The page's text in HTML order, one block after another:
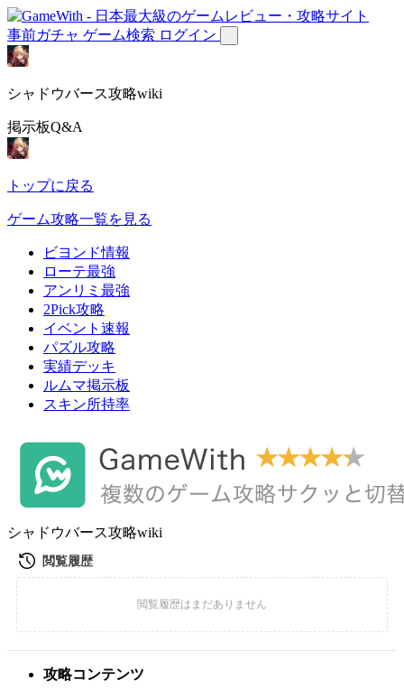
事前ガチャ ゲーム検索 ログイン
シャドウバース攻略wiki
掲示板Q&A
トップに戻る
ゲーム攻略一覧を見る
ビヨンド情報
ローテ最強
アンリミ最強
2Pick攻略
イベント速報
パズル攻略
実績デッキ
ルムマ掲示板
スキン所持率
シャドウバース攻略wiki
攻略コンテンツ